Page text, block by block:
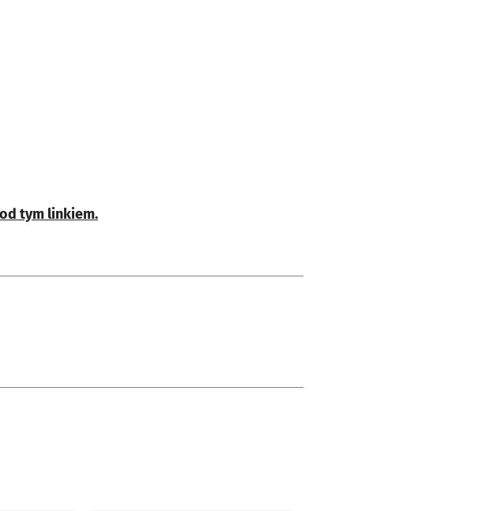
tym linkiem.